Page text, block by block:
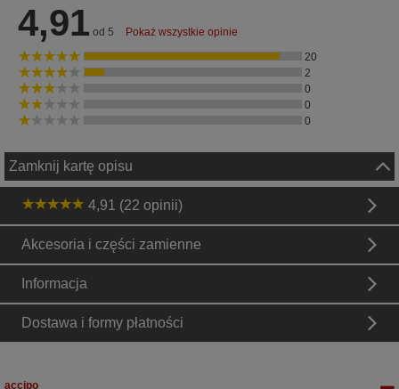
4,91 od 5 Pokaż wszystkie opinie
20
2
0
0
0
Zamknij kartę opisu
4,91 (22 opinii)
Akcesoria i części zamienne
Informacja
Dostawa i formy płatności
accipo